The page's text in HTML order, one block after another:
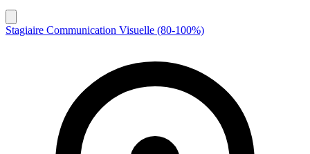
Stagiaire Communication Visuelle (80-100%)